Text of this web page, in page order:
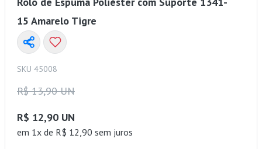
15 Amarelo Tigre
SKU 45008
R$ 13,90 UN
R$ 12,90 UN
em 1x de R$ 12,90 sem juros